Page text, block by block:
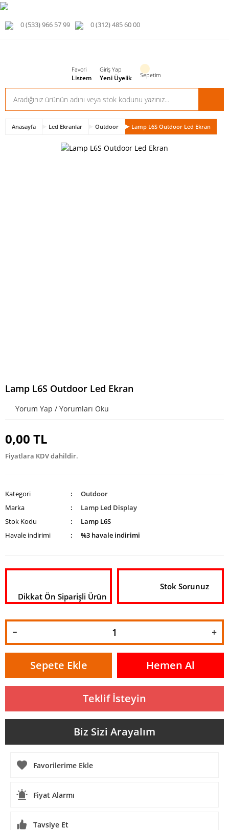
0 (533) 966 57 99 0 (312) 485 60 00
Favori
Listem
Giriş Yap
Yeni Üyelik Sepetim
Anasayfa Led Ekranlar Outdoor Lamp L6S Outdoor Led Ekran
Lamp L6S Outdoor Led Ekran
Yorum Yap / Yorumları Oku
0,00 TL
Fiyatlara KDV dahildir.
Kategori
Outdoor
Marka
Lamp Led Display
Stok Kodu
Lamp L6S
Havale indirimi
%3 havale indirimi
Dikkat Ön Siparişli Ürün
Stok Sorunuz
Sepete Ekle Hemen Al
Teklif İsteyin
Biz Sizi Arayalım
Fiyat Alarmı
Tavsiye Et